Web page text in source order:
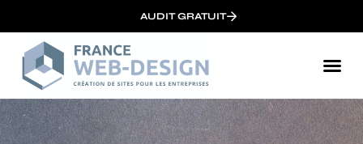
AUDIT GRATUIT